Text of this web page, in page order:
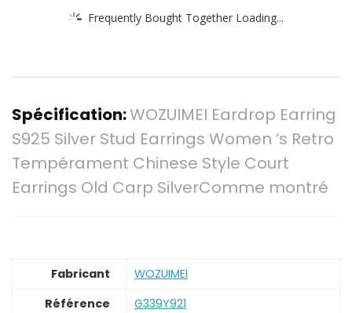
Frequently Bought Together Loading...
Spécification:WOZUIMEI Eardrop Earring
S925 Silver Stud Earrings Women ‘s Retro
Tempérament Chinese Style Court
Earrings Old Carp SilverComme montré
Fabricant
‎WOZUIMEI
Référence
‎G339Y921